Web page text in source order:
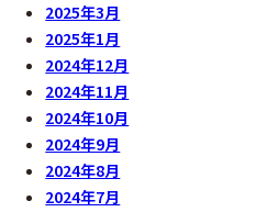
2025年3月
2025年1月
2024年12月
2024年11月
2024年10月
2024年9月
2024年8月
2024年7月